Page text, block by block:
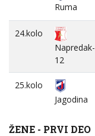
Ruma
24.kolo
Napredak-
12
25.kolo
Jagodina
ŽENE - PRVI DEO